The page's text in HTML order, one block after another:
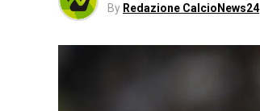
By Redazione CalcioNews24